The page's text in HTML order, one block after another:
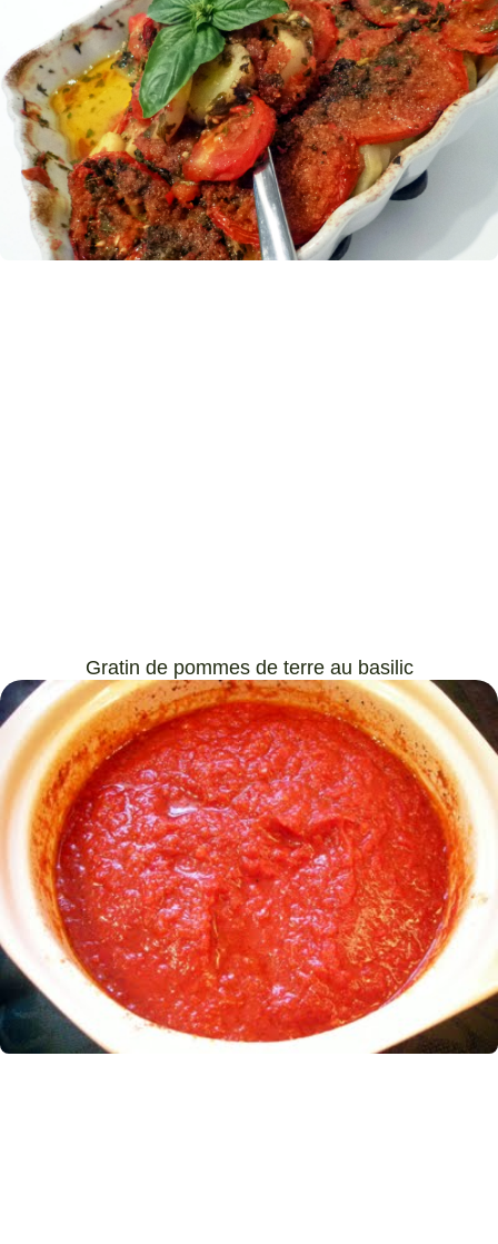
Gratin de pommes de terre au basilic